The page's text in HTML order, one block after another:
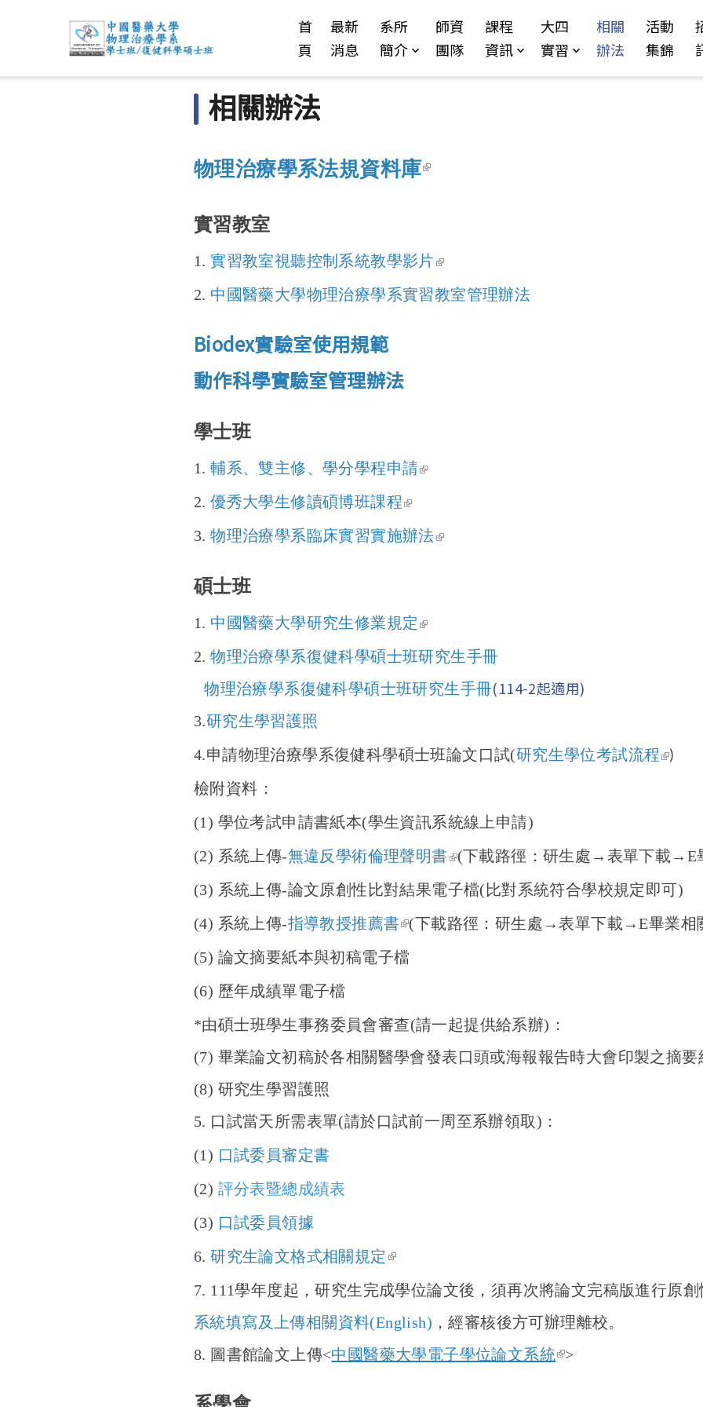
首
頁
最新
消息
系所
簡介
師資
團隊
課程
資訊
大四
實習
相關
辦法
活動
集錦
相關辦法
物理治療學系法規資料庫(link is external)
實習教室
1.實習教室視聽控制系統教學影片(link is external)
2. 中國醫藥大學物理治療學系實習教室管理辦法
Biodex實驗室使用規範
動作科學實驗室管理辦法
學士班
1.輔系、雙主修、學分學程申請(link is external)
2.優秀大學生修讀碩博班課程(link is external)
3.物理治療學系臨床實習實施辦法(link is external)
碩士班
1. 中國醫藥大學研究生修業規定 (link is external)
2.物理治療學系復健科學碩士班研究生手冊
物理治療學系復健科學碩士班研究生手冊(114-2起適用)
3.研究生學習護照
4.申請物理治療學系復健科學碩士班論文口試(研究生學位考試流程(link
)
檢附資料：
(1) 學位考試申請書紙本(學生資訊系統線上申請)
(2) 系統上傳-無違反學術倫理聲明書 (link is external)
(下載路徑：研生處→表單下載→E
(3) 系統上傳-論文原創性比對結果電子檔( 比對系統符合學校規定即可)
(4) 系統上傳-指導教授推薦書(link is external)
(下載路徑：研生處→表單下載→E畢業相
(5) 論文摘要紙本與初稿電子檔
(6) 歷年成績單電子檔
*由碩士班學生事務委員會審查(請一起提供給系辦)：
(7) 畢業論文初稿於各相關醫學會發表口頭或海報報告時大會印製之摘要
(8) 研究生學習護照
5. 口試當天所需表單(請於口試前一周至系辦領取)：
(1) 口試委員審定書
(2) 評分表暨總成績表
(3) 口試委員領據
6.研究生論文格式相關規定 (link is external)
7. 111學年度起，研究生完成學位論文後，須再次將論文完稿版進行原創
系統填寫及上傳相關資料(English) ，經審核後方可辦理離校。
8. 圖書館論文上傳<中國醫藥大學電子學位論文系統(link is external)
>